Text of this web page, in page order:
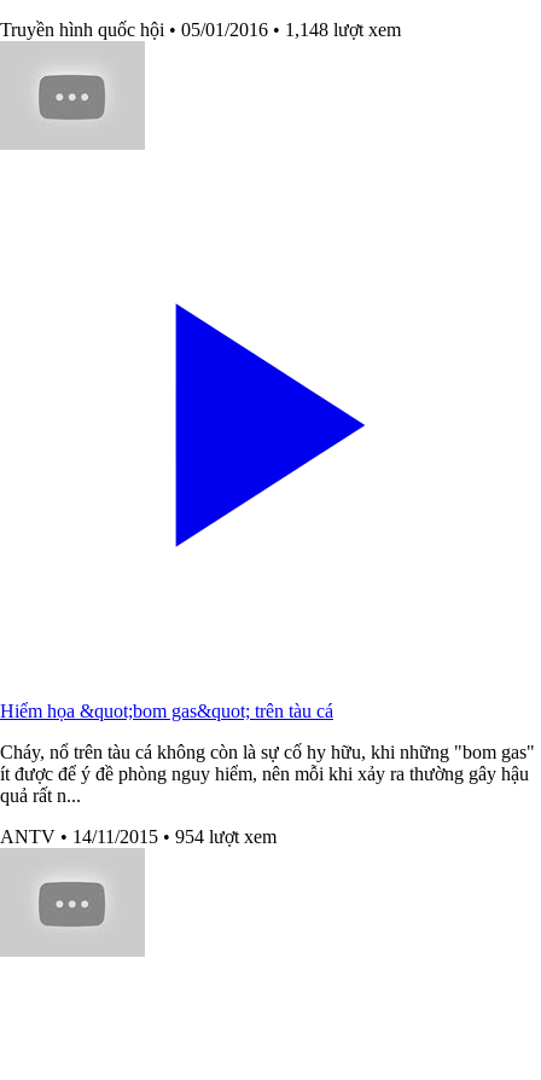
Truyền hình quốc hội • 05/01/2016 • 1,148 lượt xem
Hiểm họa &quot;bom gas&quot; trên tàu cá
Cháy, nổ trên tàu cá không còn là sự cố hy hữu, khi những "bom gas"
ít được để ý đề phòng nguy hiểm, nên mỗi khi xảy ra thường gây hậu
quả rất n...
ANTV • 14/11/2015 • 954 lượt xem